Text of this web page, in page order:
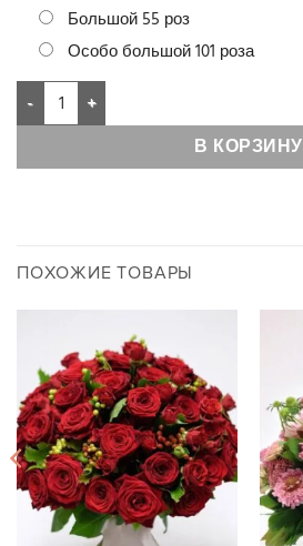
Большой 55 роз
Особо большой 101 роза
В КОРЗИНУ
ПОХОЖИЕ ТОВАРЫ